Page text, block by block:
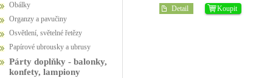
Obálky
Organzy a pavučiny
Osvětlení, světelné řetězy
Papírové ubrousky a ubrusy
Párty doplňky - balonky,
konfety, lampiony
Koupit
Detail